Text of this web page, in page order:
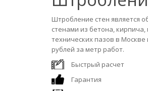
Штробление стен является
стенами из бетона,
технических пазов в
рублей за метр работ.
Быстрый расчет
Гарантия